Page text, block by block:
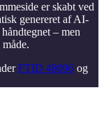
er skabt ved
genereret af AI-
– men
FTID 48096 og